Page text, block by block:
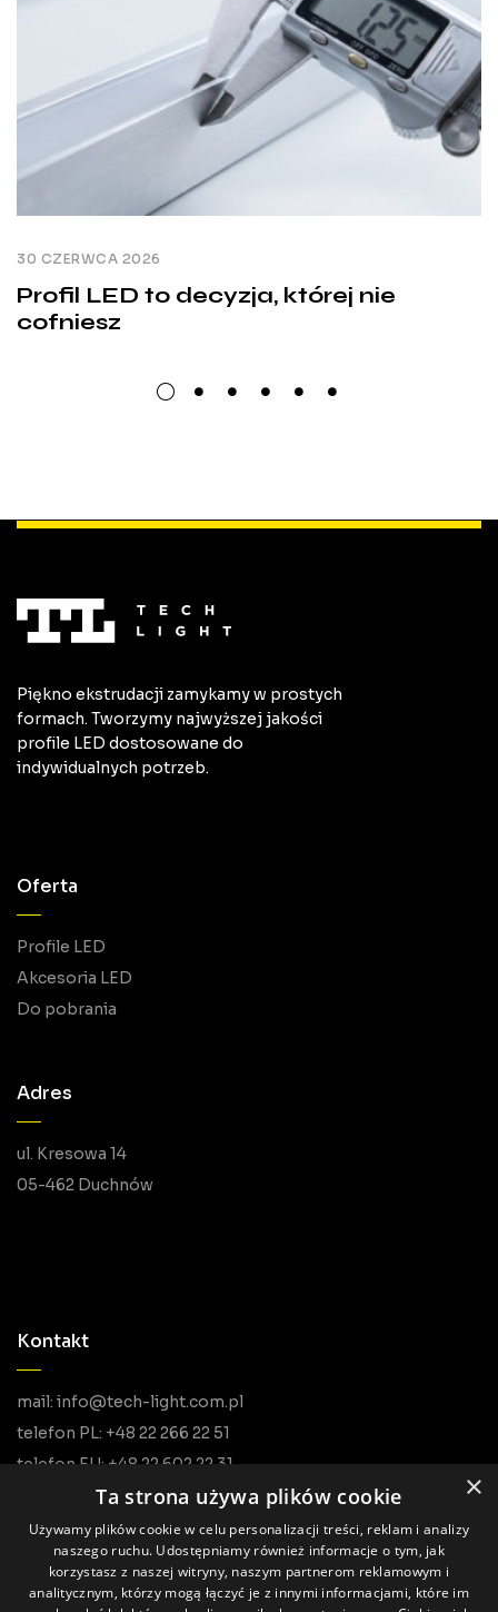
30 CZERWCA 2026
Profil LED to decyzja, której nie
cofniesz
Piękno ekstrudacji zamykamy w prostych
formach. Tworzymy najwyższej jakości
profile LED dostosowane do
indywidualnych potrzeb.
Oferta
Profile LED
Akcesoria LED
Do pobrania
Adres
ul. Kresowa 14
05-462 Duchnów
Kontakt
mail: info@tech-light.com.pl
telefon PL: +48 22 266 22 51
telefon EU: +48 22 602 22 31
×
Ta strona używa plików cookie
Używamy plików cookie w celu personalizacji treści, reklam i analizy
naszego ruchu. Udostępniamy również informacje o tym, jak
korzystasz z naszej witryny, naszym partnerom reklamowym i
analitycznym, którzy mogą łączyć je z innymi informacjami, które im